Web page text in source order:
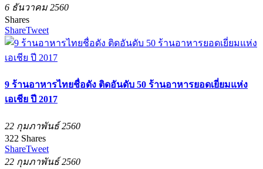
6 ธันวาคม 2560
Shares
ShareTweet
9 ร้านอาหารไทยชื่อดัง ติดอันดับ 50 ร้านอาหารยอดเยี่ยมแห่ง
เอเชีย ปี 2017
22 กุมภาพันธ์ 2560
322 Shares
ShareTweet
22 กุมภาพันธ์ 2560